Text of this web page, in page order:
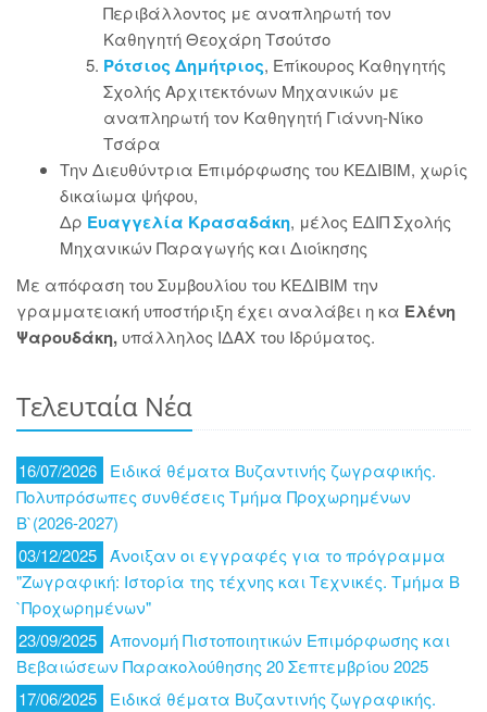
Περιβάλλοντος με αναπληρωτή τον
Καθηγητή Θεοχάρη Τσούτσο
Ρότσιος Δημήτριος, Επίκουρος Καθηγητής
Σχολής Αρχιτεκτόνων Μηχανικών με
αναπληρωτή τον Καθηγητή Γιάννη-Νίκο
Τσάρα
Την Διευθύντρια Επιμόρφωσης του ΚΕΔΙΒΙΜ, χωρίς
δικαίωμα ψήφου​​,
Δρ Ευαγγελία Κρασαδάκη, μέλος ΕΔΙΠ Σχολής
Μηχανικών Παραγωγής και Διοίκησης
Με απόφαση του Συμβουλίου του ΚΕΔΙΒΙΜ την
γραμματειακή υποστήριξη έχει αναλάβει η κα Ελένη
Ψαρουδάκη, υπάλληλος ΙΔΑΧ του Ιδρύματος.
Τελευταία Νέα
16/07/2026
Ειδικά θέματα Βυζαντινής ζωγραφικής.
Πολυπρόσωπες συνθέσεις Τμήμα Προχωρημένων
Β`(2026-2027)
03/12/2025 Άνοιξαν οι εγγραφές για το πρόγραμμα
"Ζωγραφική: Ιστορία της τέχνης και Τεχνικές. Τμήμα Β
`Προχωρημένων"
23/09/2025 Απονομή Πιστοποιητικών Επιμόρφωσης και
Βεβαιώσεων Παρακολούθησης 20 Σεπτεμβρίου 2025
17/06/2025
Ειδικά θέματα Βυζαντινής ζωγραφικής.